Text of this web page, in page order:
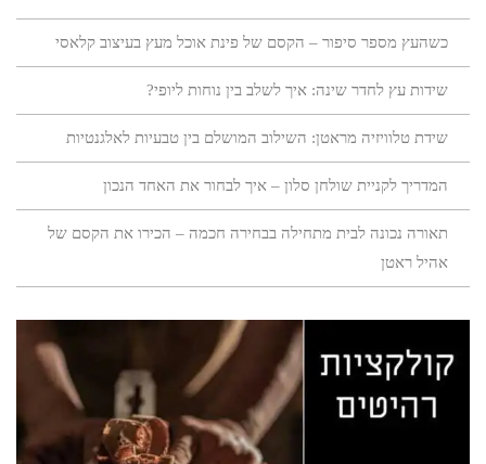
כשהעץ מספר סיפור – הקסם של פינת אוכל מעץ בעיצוב קלאסי
שידות עץ לחדר שינה: איך לשלב בין נוחות ליופי?
שידת טלוויזיה מראטן: השילוב המושלם בין טבעיות לאלגנטיות
המדריך לקניית שולחן סלון – איך לבחור את האחד הנכון
תאורה נכונה לבית מתחילה בבחירה חכמה – הכירו את הקסם של
אהיל ראטן